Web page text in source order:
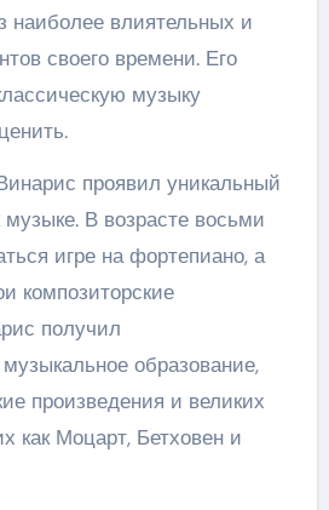
наиболее влиятельных и
своего времени. Его
музыку
проявил уникальный
музыке. В возрасте восьми
игре на фортепиано, а
композиторские
получил
образование,
произведения и великих
как Моцарт, Бетховен и